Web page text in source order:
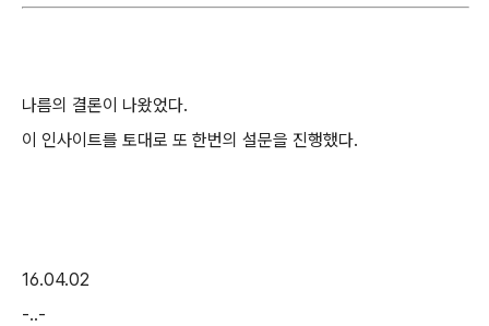
나름의 결론이 나왔었다.
이 인사이트를 토대로 또 한번의 설문을 진행했다.
16.04.02
-..-